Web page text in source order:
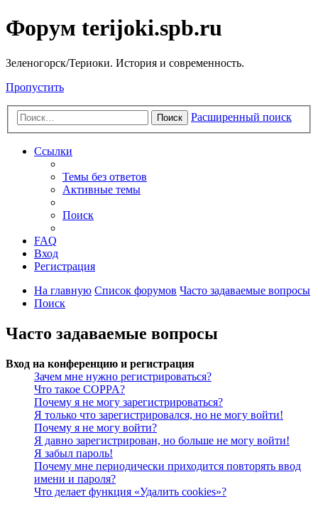
Форум terijoki.spb.ru
Зеленогорск/Териоки. История и современность.
Пропустить
Поиск Расширенный поиск
Ссылки
Темы без ответов
Активные темы
Поиск
FAQ
Вход
Регистрация
На главную Список форумов Часто задаваемые вопросы
Поиск
Часто задаваемые вопросы
Вход на конференцию и регистрация
Зачем мне нужно регистрироваться?
Что такое COPPA?
Почему я не могу зарегистрироваться?
Я только что зарегистрировался, но не могу войти!
Почему я не могу войти?
Я давно зарегистрирован, но больше не могу войти!
Я забыл пароль!
Почему мне периодически приходится повторять ввод
имени и пароля?
Что делает функция «Удалить cookies»?